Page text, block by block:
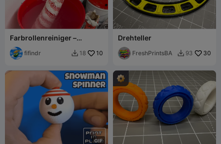
Farbrollenreiniger –
Bohraufsatz
fifindr  18 10
Drehteller
FreshPrintsBA  93 30
GIF